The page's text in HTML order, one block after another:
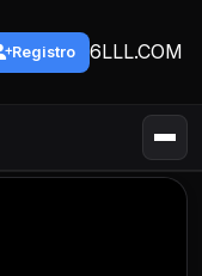
Registro 6LLL.COM